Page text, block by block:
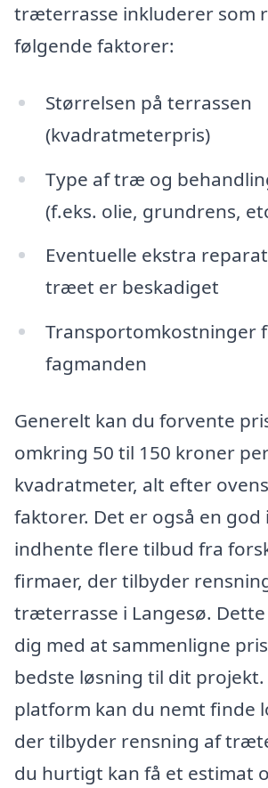
træterrasse inkluderer som
følgende faktorer:
Størrelsen på terrassen
(kvadratmeterpris)
Type af træ og
(f.eks. olie, grundrens,
Eventuelle ekstra
træet er beskadiget
Transportomkostninger
fagmanden
Generelt kan du forvente
omkring 50 til 150 kroner
kvadratmeter, alt efter
faktorer. Det er også en god
indhente flere tilbud fra
firmaer, der tilbyder
træterrasse i Langesø.
dig med at sammenligne
bedste løsning til dit projekt.
platform kan du nemt finde
der tilbyder rensning af
du hurtigt kan få et estimat